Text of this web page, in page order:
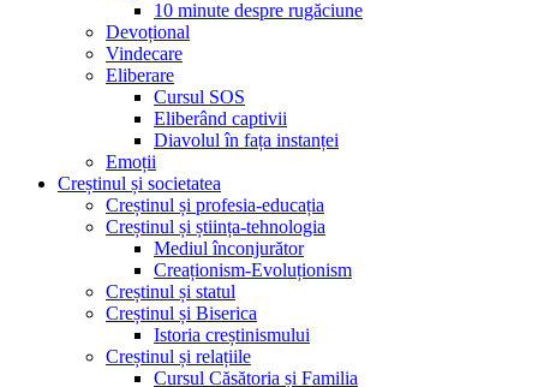
10 minute despre rugăciune
Devoțional
Vindecare
Eliberare
Cursul SOS
Eliberând captivii
Diavolul în fața instanței
Emoții
Creștinul și societatea
Creștinul și profesia-educația
Creștinul și știința-tehnologia
Mediul înconjurător
Creaționism-Evoluționism
Creștinul și statul
Creștinul și Biserica
Istoria creștinismului
Creștinul și relațiile
Cursul Căsătoria și Familia